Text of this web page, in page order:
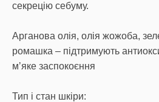
секрецію себуму.
Арганова олія, олія жожоба,
ромашка – підтримують
мʼяке заспокоєння
Тип і стан шкіри: